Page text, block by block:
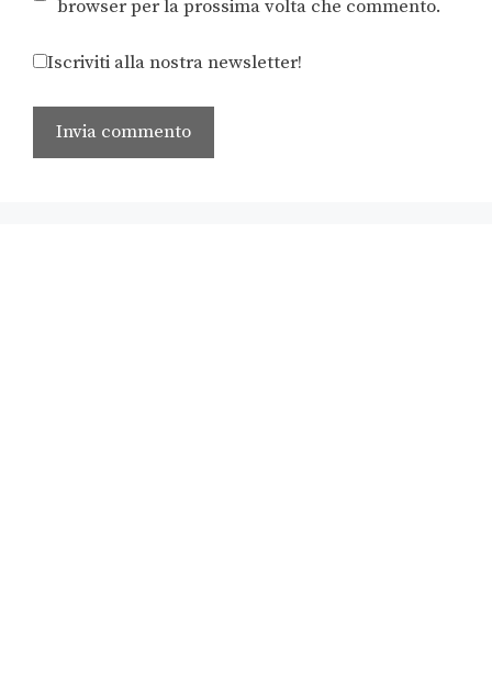
browser per la prossima volta che commento.
Iscriviti alla nostra newsletter!